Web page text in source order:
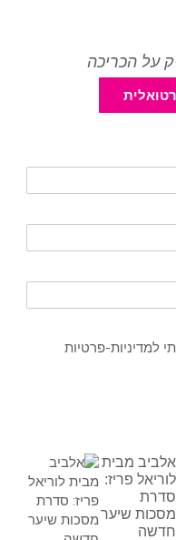
על הכריכה
למדיניות-פרטיות
אלביב מבית
לוריאל פריז:
סדרת
מסכות שיער
חדשה